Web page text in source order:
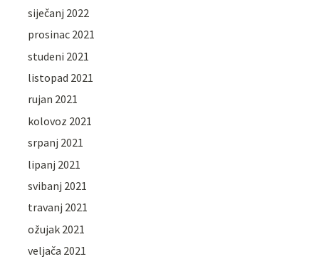
siječanj 2022
prosinac 2021
studeni 2021
listopad 2021
rujan 2021
kolovoz 2021
srpanj 2021
lipanj 2021
svibanj 2021
travanj 2021
ožujak 2021
veljača 2021